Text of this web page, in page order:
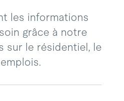
les informations
grâce à notre
sur le résidentiel, le